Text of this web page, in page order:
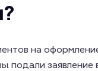
на
подали